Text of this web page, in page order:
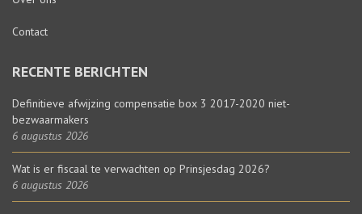
Contact
RECENTE BERICHTEN
Definitieve afwijzing compensatie box 3 2017-2020 niet-
bezwaarmakers
6 augustus 2026
Wat is er fiscaal te verwachten op Prinsjesdag 2026?
6 augustus 2026